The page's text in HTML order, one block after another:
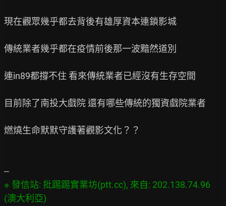
現在觀眾幾乎都去背後有雄厚資本連鎖影城
傳統業者幾乎都在疫情前後那一波黯然道別
連in89都撐不住 看來傳統業者已經沒有生存空間
目前除了南投大戲院 還有哪些傳統的獨資戲院業者
燃燒生命默默守護著觀影文化？？
※ 發信站: 批踢踢實業坊(ptt.cc), 來自: 202.138.74.96
(澳大利亞)